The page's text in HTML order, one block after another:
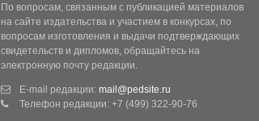
По вопросам, связанным с публикацией материалов
на сайте издательства и участием в конкурсах, по
вопросам изготовления и выдачи подтверждающих
свидетельств и дипломов, обращайтесь на
электронную почту редакции.
E-mail редакции: mail@pedsite.ru
Телефон редакции: +7 (499) 322-90-76